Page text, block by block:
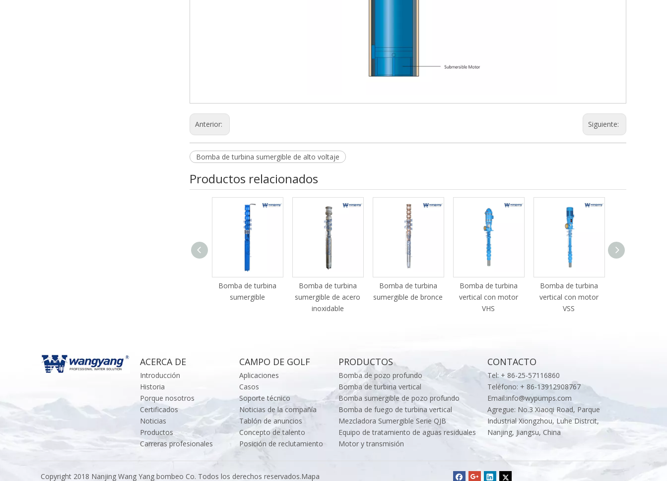
Anterior: Siguiente:
Bomba de turbina sumergible de alto voltaje
Productos relacionados
Bomba de turbina
sumergible
Bomba de turbina
sumergible de acero
inoxidable
Bomba de turbina
sumergible de bronce
Bomba de turbina
vertical con motor
VHS
Bomba de turbina
vertical con motor
VSS
ACERCA DE
Introducción
Historia
Porque nosotros
Certificados
Noticias
Productos
Carreras profesionales
CAMPO DE GOLF
Aplicaciones
Casos
Soporte técnico
Noticias de la compañía
Tablón de anuncios
Concepto de talento
Posición de reclutamiento
PRODUCTOS
Bomba de pozo profundo
Bomba de turbina vertical
Bomba sumergible de pozo profundo
Bomba de fuego de turbina vertical
Mezcladora Sumergible Serie QJB
Equipo de tratamiento de aguas residuales
Motor y transmisión
CONTACTO
Tel: + 86-25-57116860
Teléfono: + 86-13912908767
Email:info@wypumps.com
Agregue: No.3 Xiaoqi Road, Parque
Industrial Xiongzhou, Luhe Distrcit,
Nanjing, Jiangsu, China
Copyright 2018 Nanjing Wang Yang bombeo Co. Todos los derechos reservados.Mapa